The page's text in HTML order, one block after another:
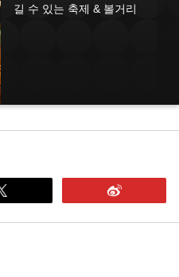
길 수 있는 축제 & 볼거리